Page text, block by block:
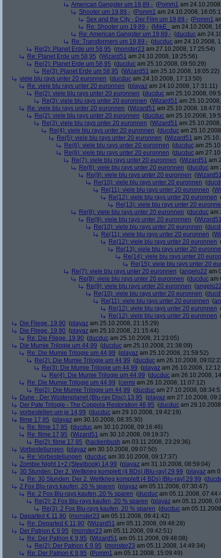
American Gangster um 19,89,- (Pomm1 am
Shooter um 19,89,- (Pomm1 am 24.10.2008,
Sex and the City - Der Film um 19,89,- (Pomm1
Re: Shooter um 19,89,- (MikE_
am 24.10.2008,
Re: American Gangster um 19,89,- (ducduc am
Re: Transformers um 19,89,- (ducduc am 24.10.2008,
Re(2): Planet Erde um 58,95 (monster23 am 27.10.2008, 17:25:54)
Re: Planet Erde um 58,95 (Wizard51 am 24.10.2008, 18:25:56)
Re(2): Planet Erde um 58,95 (ducduc am 25.10.2008, 09:50:29)
Re(3): Planet Erde um 58,95 (Wizard51 am 25.10.2008, 18:05:22)
viele blu rays unter 20 euronnen (ducduc am 24.10.2008, 17:13:50)
Re: viele blu rays unter 20 euronnen (playaz am 24.10.2008, 17:31:11)
Re(2): viele blu rays unter 20 euronnen (ducduc am 25.10.2008,
Re(3): viele blu rays unter 20 euronnen (Wizard51 am
Re: viele blu rays unter 20 euronnen (Wizard51 am 25.10.2008,
Re(2): viele blu rays unter 20 euronnen (ducduc am 25.10.2008,
Re(3): viele blu rays unter 20 euronnen (Wizard51 am
Re(4): viele blu rays unter 20 euronnen (ducduc am
Re(5): viele blu rays unter 20 euronnen (Wizard51 am
Re(6): viele blu rays unter 20 euronnen (ducduc am
Re(6): viele blu rays unter 20 euronnen (ducduc am
Re(7): viele blu rays unter 20 euronnen (Wizard51 am
Re(8): viele blu rays unter 20 euronnen (ducduc am
Re(9): viele blu rays unter 20 euronnen (
Re(10): viele blu rays unter 20 euronnen (
Re(11): viele blu rays unter 20 euronnen (
Re(12): viele blu rays unter 20 euronnen
Re(13): viele blu rays unter 20
Re(8): viele blu rays unter 20 euronnen (ducduc am
Re(9): viele blu rays unter 20 euronnen (
Re(10): viele blu rays unter 20 euronnen (
Re(11): viele blu rays unter 20 euronnen (
Re(12): viele blu rays unter 20 euronnen
Re(13): viele blu rays unter 20
Re(14): viele blu rays unter 20
Re(15): viele blu rays unter 20
Re(7): viele blu rays unter 20 euronnen (angelo22 am
Re(8): viele blu rays unter 20 euronnen (ducduc am
Re(9): viele blu rays unter 20 euronnen (
Re(10): viele blu rays unter 20 euronnen (
Re(11): viele blu rays unter 20 euronnen (
Re(12): viele blu rays unter 20 euronnen
Re(12): viele blu rays unter 20 euronnen
Die Fliege, 19,90 (playaz am 25.10.2008, 21:15:29)
Die Fliege, 19,90 (playaz am 25.10.2008, 21:15:44)
Re: Die Fliege, 19,90 (ducduc am 25.10.2008, 21:23:05)
Die Mumie Trilogie um 44,99 (ducduc am 25.10.2008, 21:38:09)
Re: Die Mumie Trilogie um 44,99 (playaz am 25.10.2008, 21:59:52)
Re(2): Die Mumie Trilogie um 44,99 (ducduc am 26.10.2008,
Re(3): Die Mumie Trilogie um 44,99 (playaz am 26.10.2008,
Re(4): Die Mumie Trilogie um 44,99 (ducduc am 26.10.2008,
Re: Die Mumie Trilogie um 44,99 (cermi am 26.10.2008, 11:07:12)
Re(2): Die Mumie Trilogie um 44,99 (ducduc am 27.10.2008,
Dune - Der Wüstenplanet (Blu-ray Disc) 13,95 (playaz am 27.10.2008,
Der Pate Trilogie - The Coppola Restoration 48,95 (ducduc am
vorbestellen um je 14,99 (ducduc am 29.10.2008, 19:42:19)
filme 17,95 (playaz am 30.10.2008, 08:35:30)
Re: filme 17,95 (ducduc am 30.10.2008, 09:16:46)
Re: filme 17,95 (Wizard51 am 30.10.2008, 09:19:37)
Re(2): filme 17,95 (hackenbush am 03.11.2008, 23:29:36)
Vorbestellungen (playaz am 30.10.2008, 09:07:50)
Re: Vorbestellungen (ducduc am 30.10.2008, 09:17:37)
Zombie Night 1+2 (Steelbook) 14,99 (playaz am 31.10.2008, 08:59:04)
30 Stunden: Der 2. Weltkrieg komplett (4 BDs) [Blu-ray] 29,99 (playaz am
Re: 30 Stunden: Der 2. Weltkrieg komplett (4 BDs) [Blu-ray] 29,99 (
2 Fox Blu-rays kaufen, 20 % sparen (playaz am 05.11.2008, 07:30:47)
Re: 2 Fox Blu-rays kaufen, 20 % sparen (ducduc am 05.11.2008,
Re(2): 2 Fox Blu-rays kaufen, 20 % sparen (playaz am 05.11.2008,
Re(3): 2 Fox Blu-rays kaufen, 20 % sparen (ducduc am
Departed € 11,90 (monster23 am 05.11.2008, 09:41:42)
Re: Departed € 11,90 (Wizard51 am 05.11.2008, 09:48:28)
Der Patrion € 9,95 (monster23 am 05.11.2008, 09:42:51)
Re: Der Patrion € 9,95 (Wizard51 am 05.11.2008, 09:48:08)
Re(2): Der Patrion € 9,95 (monster23 am 05.11.2008, 14:49:34)
Re: Der Patrion € 9,95 (Pomm1 am 05.11.2008, 15:09:49)